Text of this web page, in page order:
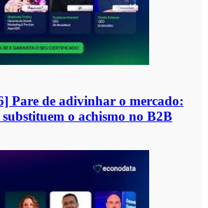
Pare de adivinhar o mercado:
o achismo no B2B